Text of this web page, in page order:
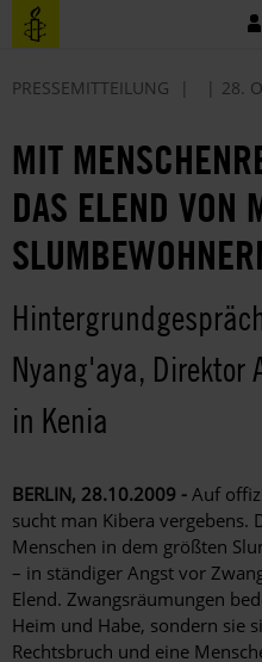
Direkt
zum
Benutzermenü
PRESSEMITTEILUNG 28.
MIT
DAS ELEND VON
Nyang'aya, Direktor
in Kenia
BERLIN, 28.10.2009 - Auf
sucht man Kibera
Menschen in dem größten
– in ständiger Angst vor
Elend. Zwangsräumungen
Heim und Habe, sondern sie
Rechtsbruch und eine